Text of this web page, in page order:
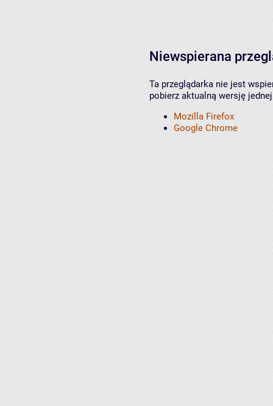
Niewspierana
Ta przeglądarka nie jest
pobierz aktualną wersję
Mozilla Firefox
Google Chrome